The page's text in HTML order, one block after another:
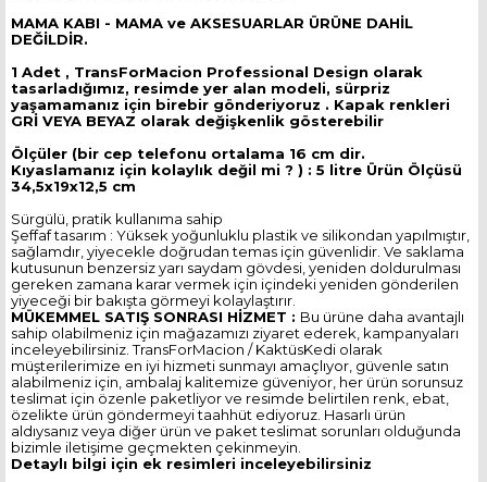
MAMA KABI - MAMA ve AKSESUARLAR ÜRÜNE DAHİL
DEĞİLDİR.
1 Adet , TransForMacion Professional Design olarak
tasarladığımız, resimde yer alan modeli, sürpriz
yaşamamanız için birebir gönderiyoruz . Kapak renkleri
GRİ VEYA BEYAZ olarak değişkenlik gösterebilir
Ölçüler (bir cep telefonu ortalama 16 cm dir.
Kıyaslamanız için kolaylık değil mi ? ) : 5 litre Ürün Ölçüsü
34,5x19x12,5 cm
Sürgülü, pratik kullanıma sahip
Şeffaf tasarım : Yüksek yoğunluklu plastik ve silikondan yapılmıştır,
sağlamdır, yiyecekle doğrudan temas için güvenlidir. Ve saklama
kutusunun benzersiz yarı saydam gövdesi, yeniden doldurulması
gereken zamana karar vermek için içindeki yeniden gönderilen
yiyeceği bir bakışta görmeyi kolaylaştırır.
MÜKEMMEL SATIŞ SONRASI HİZMET : Bu ürüne daha avantajlı
sahip olabilmeniz için mağazamızı ziyaret ederek, kampanyaları
inceleyebilirsiniz. TransForMacion / KaktüsKedi olarak
müşterilerimize en iyi hizmeti sunmayı amaçlıyor, güvenle satın
alabilmeniz için, ambalaj kalitemize güveniyor, her ürün sorunsuz
teslimat için özenle paketliyor ve resimde belirtilen renk, ebat,
özelikte ürün göndermeyi taahhüt ediyoruz. Hasarlı ürün
aldıysanız veya diğer ürün ve paket teslimat sorunları olduğunda
bizimle iletişime geçmekten çekinmeyin.
Detaylı bilgi için ek resimleri inceleyebilirsiniz